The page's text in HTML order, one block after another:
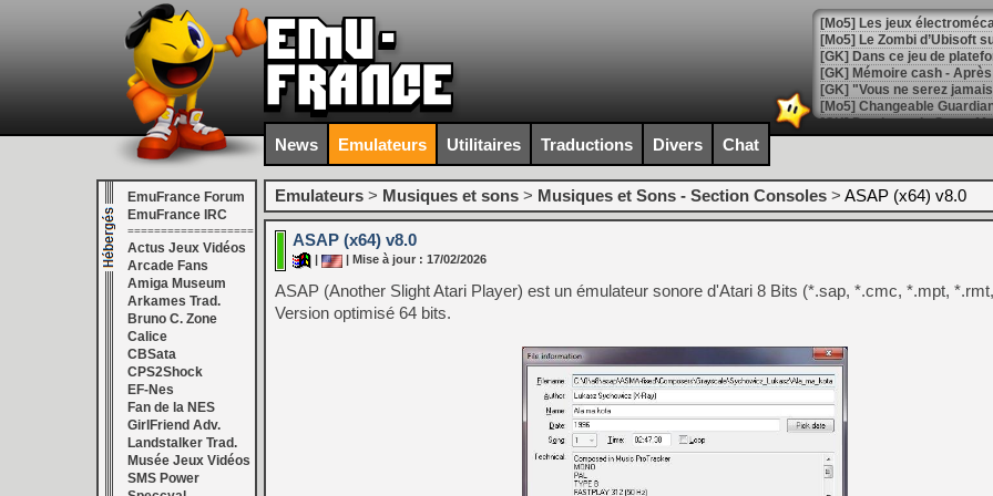
[Mo5] Les jeux
[Mo5] Le Zombi d’Ubisoft
[GK] Dans ce jeu de
[GK] Mémoire cash -
[GK] "Vous ne serez
[Mo5] Changeable
[GK] Des bugs de Super
[LS] [Switch] NSP Auto
[GK] La saga horrifique
[GK] Le portage de Super
[Mo5] Le jeu de course
[GK] Guillermo del Toro
[LTF] Eté 2026 - Séquence 6
[GK] Mistfall Hunter : déjà
[GK] Wo Long 2 évolue
[GK] Crossfire : un TPS à
[LS] [PS5] Premiers
News Emulateurs Utilitaires Traductions Divers Chat
EmuFrance Forum
EmuFrance IRC
===================
Actus Jeux Vidéos
Arcade Fans
Amiga Museum
Arkames Trad.
Bruno C. Zone
Calice
CBSata
CPS2Shock
EF-Nes
Fan de la NES
GirlFriend Adv.
Landstalker Trad.
Musée Jeux Vidéos
SMS Power
Emulateurs > Musiques et sons > Musiques et Sons - Section Consoles > ASAP (x64) v8.0
ASAP (x64) v8.0
| Mise à jour : 17/02/2026
ASAP (Another Slight Atari Player) est un émulateur sonore d'Atari 8 Bits (*.sap, *.cmc, *.mpt,
Version optimisé 64 bits.